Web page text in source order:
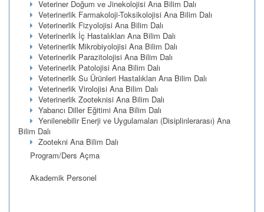
Veteriner Doğum ve Jinekolojisi Ana Bilim Dalı
Veterinerlik Farmakoloji-Toksikolojisi Ana Bilim Dalı
Veterinerlik Fizyolojisi Ana Bilim Dalı
Veterinerlik İç Hastalıkları Ana Bilim Dalı
Veterinerlik Mikrobiyolojisi Ana Bilim Dalı
Veterinerlik Parazitolojisi Ana Bilim Dalı
Veterinerlik Patolojisi Ana Bilim Dalı
Veterinerlik Su Ürünleri Hastalıkları Ana Bilim Dalı
Veterinerlik Virolojisi Ana Bilim Dalı
Veterinerlik Zooteknisi Ana Bilim Dalı
Yabancı Diller Eğitimi Ana Bilim Dalı
Yenilenebilir Enerji ve Uygulamaları (Disiplinlerarası) Ana
Bilim Dalı
Zootekni Ana Bilim Dalı
Program/Ders Açma
Akademik Personel